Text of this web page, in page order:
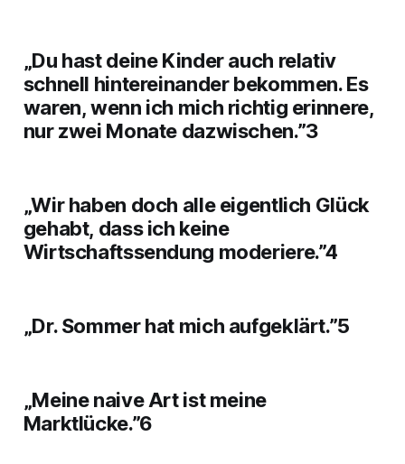
„Du hast deine Kinder auch relativ
schnell hintereinander bekommen. Es
waren, wenn ich mich richtig erinnere,
nur zwei Monate dazwischen.”3
„Wir haben doch alle eigentlich Glück
gehabt, dass ich keine
Wirtschaftssendung moderiere.”4
„Dr. Sommer hat mich aufgeklärt.”5
„Meine naive Art ist meine
Marktlücke.”6